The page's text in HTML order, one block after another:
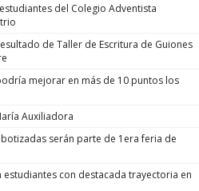
del Colegio Adventista
de Taller de Escritura de Guiones
mejorar en más de 10 puntos los
Auxiliadora
serán parte de 1era feria de
con destacada trayectoria en